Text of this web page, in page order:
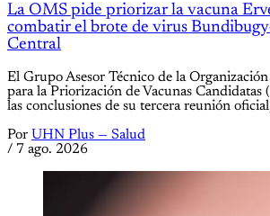
La OMS pide priorizar la vacuna
combatir el brote de virus
Central
El Grupo Asesor Técnico de la
para la Priorización de Vacunas
las conclusiones de su tercera reunión
Por UHN Plus — Salud
/ 7 ago. 2026